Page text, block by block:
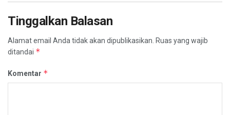
Tinggalkan Balasan
Alamat email Anda tidak akan dipublikasikan. Ruas yang wajib
ditandai *
Komentar *